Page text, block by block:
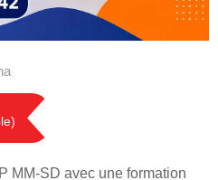
MM-SD avec une formation